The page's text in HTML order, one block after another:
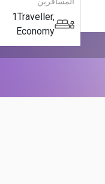
1Traveller,
Economy